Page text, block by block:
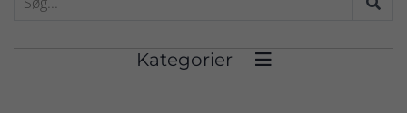
Kategorier 